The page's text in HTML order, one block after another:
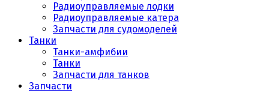
Радиоуправляемые лодки
Радиоуправляемые катера
Запчасти для судомоделей
Танки
Танки-амфибии
Танки
Запчасти для танков
Запчасти